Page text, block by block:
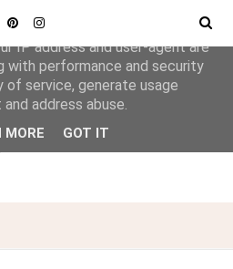
Google to deliver its services
IP address and user-agent are
with performance and security
service, generate usage
address abuse.
MORE GOT IT